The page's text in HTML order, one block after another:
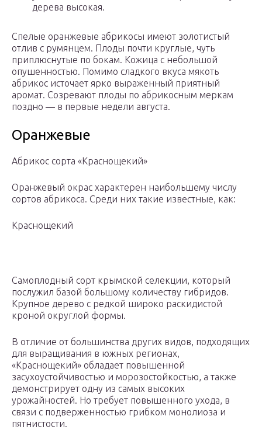
дерева высокая.
Спелые оранжевые абрикосы имеют золотистый
отлив с румянцем. Плоды почти круглые, чуть
приплюснутые по бокам. Кожица с небольшой
опушенностью. Помимо сладкого вкуса мякоть
абрикос источает ярко выраженный приятный
аромат. Созревают плоды по абрикосным меркам
поздно — в первые недели августа.
Оранжевые
Абрикос сорта «Краснощекий»
Оранжевый окрас характерен наибольшему числу
сортов абрикоса. Среди них такие известные, как:
Краснощекий
Самоплодный сорт крымской селекции, который
послужил базой большому количеству гибридов.
Крупное дерево с редкой широко раскидистой
кроной округлой формы.
В отличие от большинства других видов, подходящих
для выращивания в южных регионах,
«Краснощекий» обладает повышенной
засухоустойчивостью и морозостойкостью, а также
демонстрирует одну из самых высоких
урожайностей. Но требует повышенного ухода, в
связи с подверженностью грибком монолиоза и
пятнистости.